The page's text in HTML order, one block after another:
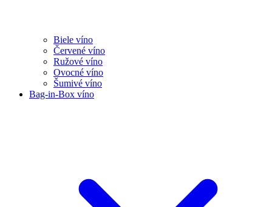
Biele víno
Červené víno
Ružové víno
Ovocné víno
Šumivé víno
Bag-in-Box víno